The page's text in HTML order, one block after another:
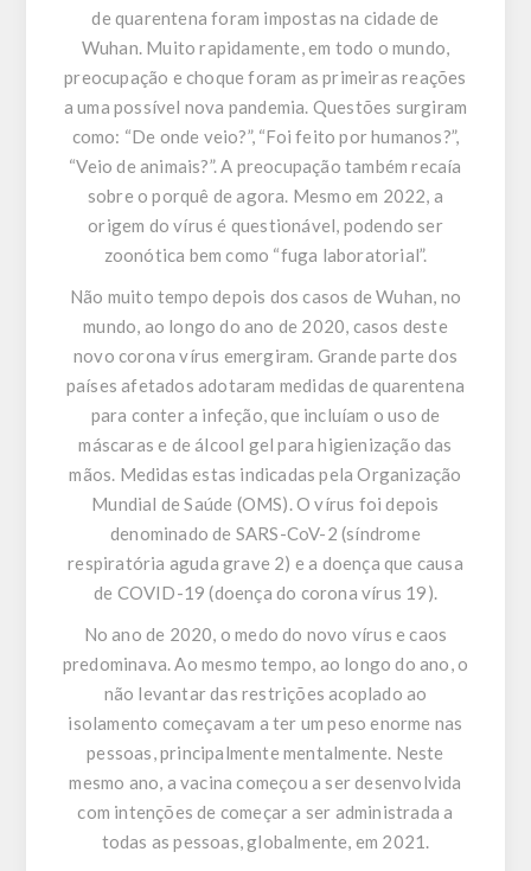
de quarentena foram impostas na cidade de
Wuhan. Muito rapidamente, em todo o mundo,
preocupação e choque foram as primeiras reações
a uma possível nova pandemia. Questões surgiram
como: “De onde veio?”, “Foi feito por humanos?”,
“Veio de animais?”. A preocupação também recaía
sobre o porquê de agora. Mesmo em 2022, a
origem do vírus é questionável, podendo ser
zoonótica bem como “fuga laboratorial”.
Não muito tempo depois dos casos de Wuhan, no
mundo, ao longo do ano de 2020, casos deste
novo corona vírus emergiram. Grande parte dos
países afetados adotaram medidas de quarentena
para conter a infeção, que incluíam o uso de
máscaras e de álcool gel para higienização das
mãos. Medidas estas indicadas pela Organização
Mundial de Saúde (OMS). O vírus foi depois
denominado de SARS-CoV-2 (síndrome
respiratória aguda grave 2) e a doença que causa
de COVID-19 (doença do corona vírus 19).
No ano de 2020, o medo do novo vírus e caos
predominava. Ao mesmo tempo, ao longo do ano, o
não levantar das restrições acoplado ao
isolamento começavam a ter um peso enorme nas
pessoas, principalmente mentalmente. Neste
mesmo ano, a vacina começou a ser desenvolvida
com intenções de começar a ser administrada a
todas as pessoas, globalmente, em 2021.